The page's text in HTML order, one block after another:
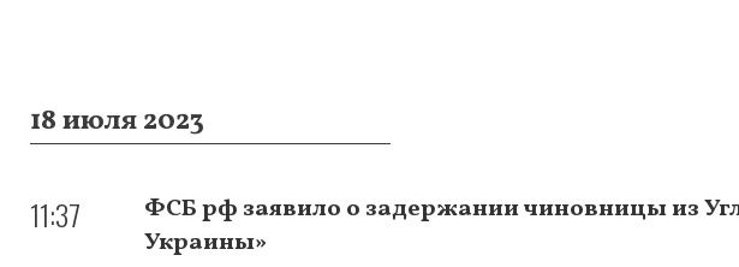
18 июля 2023
11:37
ФСБ рф заявило о задержании чиновницы из
Украины»